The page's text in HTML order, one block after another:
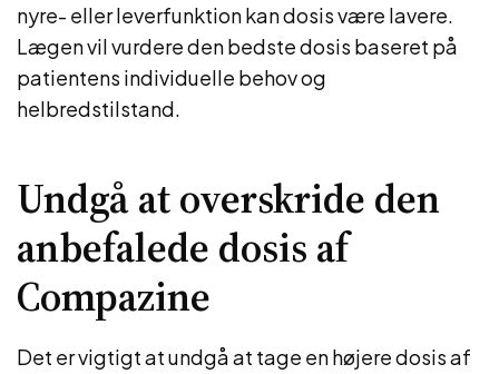
nyre- eller leverfunktion kan dosis være lavere.
Lægen vil vurdere den bedste dosis baseret på
patientens individuelle behov og
helbredstilstand.
Undgå at overskride den
anbefalede dosis af
Compazine
Det er vigtigt at undgå at tage en højere dosis af